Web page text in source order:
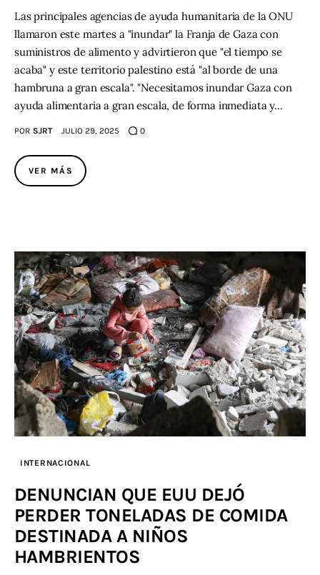
Las principales agencias de ayuda humanitaria de la ONU
llamaron este martes a "inundar" la Franja de Gaza con
suministros de alimento y advirtieron que "el tiempo se
acaba" y este territorio palestino está "al borde de una
hambruna a gran escala". "Necesitamos inundar Gaza con
ayuda alimentaria a gran escala, de forma inmediata y…
POR SJRT JULIO 29, 2025 0
VER MÁS
INTERNACIONAL
DENUNCIAN QUE EUU DEJÓ
PERDER TONELADAS DE COMIDA
DESTINADA A NIÑOS
HAMBRIENTOS